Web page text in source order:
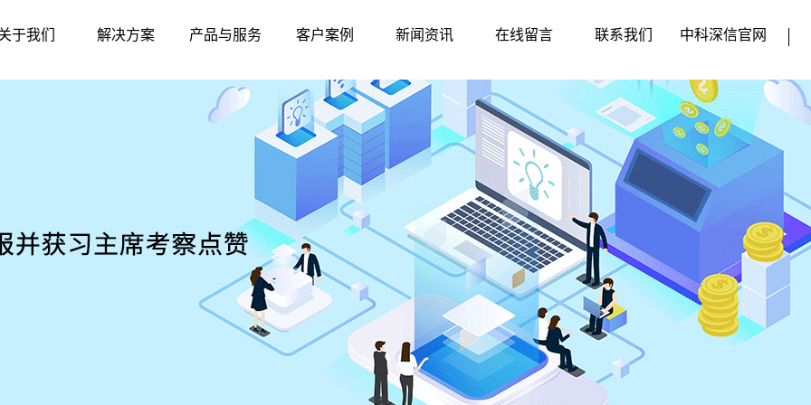
于我们
司简介
解决方案
智慧农贸
产品与服务
硬件中心
软件中心
客户案例
标杆案例
华南地区
东北地区
华东地区
华北地区
西北地区
西南地区
华中地区
新闻资讯
企业动态
行业新闻
媒体动态
在线留言 联系我们 中科深信官网